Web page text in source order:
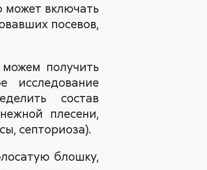
может включать
посевов,
получить
исследование
состав
плесени,
септориоза).
блошку,